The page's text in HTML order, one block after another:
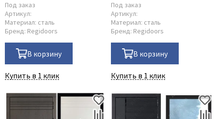
Под заказ
Артикул:
Материал: сталь
Бренд: Regidoors
В корзину
Купить в 1 клик
Под заказ
Артикул:
Материал: сталь
Бренд: Regidoors
В корзину
Купить в 1 клик